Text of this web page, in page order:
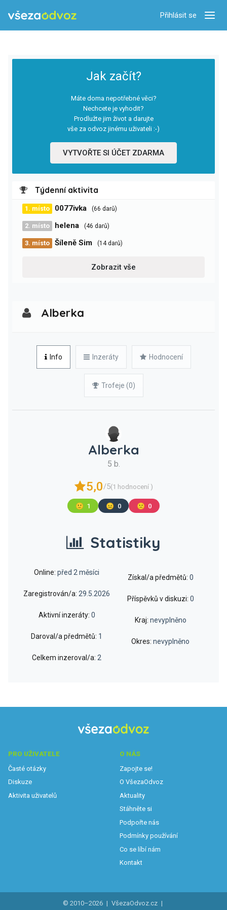
Přihlásit se
Jak začít?
Máte doma nepotřebné věci?
Nechcete je vyhodit?
Prodlužte jim život a darujte
vše za odvoz jinému uživateli :-)
VYTVOŘTE SI ÚČET ZDARMA
Týdenní aktivita
1. místo 0077ivka (66 darů)
2. místo helena (46 darů)
3. místo Šíleně Sim (14 darů)
Zobrazit vše
Alberka
Info Inzeráty Hodnocení
Trofeje (0)
Alberka
5 b.
5,0/5(1 hodnocení )
🙂 1 😐 0 🙁 0
Statistiky
Online: před 2 měsíci
Zaregistrován/a: 29.5.2026
Aktivní inzeráty: 0
Daroval/a předmětů: 1
Celkem inzeroval/a: 2
Získal/a předmětů: 0
Příspěvků v diskuzi: 0
Kraj: nevyplněno
Okres: nevyplněno
PRO UŽIVATELE
Časté otázky
Diskuze
Aktivita uživatelů
O NÁS
Zapojte se!
O VšezaOdvoz
Aktuality
Stáhněte si
Podpořte nás
Podmínky používání
Co se líbí nám
Kontakt
© 2010–2026 | VšezaOdvoz.cz |